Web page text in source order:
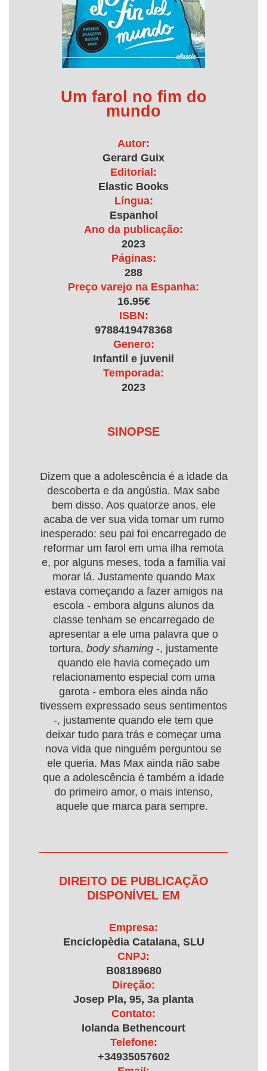
Um farol no fim do
mundo
Autor:
Gerard Guix
Editorial:
Elastic Books
Língua:
Espanhol
Ano da publicação:
2023
Páginas:
288
Preço varejo na Espanha:
16.95€
ISBN:
9788419478368
Genero:
Infantil e juvenil
Temporada:
2023
SINOPSE
Dizem que a adolescência é a idade da
descoberta e da angústia. Max sabe
bem disso. Aos quatorze anos, ele
acaba de ver sua vida tomar um rumo
inesperado: seu pai foi encarregado de
reformar um farol em uma ilha remota
e, por alguns meses, toda a família vai
morar lá. Justamente quando Max
estava começando a fazer amigos na
escola - embora alguns alunos da
classe tenham se encarregado de
apresentar a ele uma palavra que o
tortura, body shaming-, justamente
quando ele havia começado um
relacionamento especial com uma
garota - embora eles ainda não
tivessem expressado seus sentimentos
-, justamente quando ele tem que
deixar tudo para trás e começar uma
nova vida que ninguém perguntou se
ele queria. Mas Max ainda não sabe
que a adolescência é também a idade
do primeiro amor, o mais intenso,
aquele que marca para sempre.
DIREITO DE PUBLICAÇÃO
DISPONÍVEL EM
Empresa:
Enciclopèdia Catalana, SLU
CNPJ:
B08189680
Direção:
Josep Pla, 95, 3a planta
Contato:
Iolanda Bethencourt
Telefone:
+34935057602